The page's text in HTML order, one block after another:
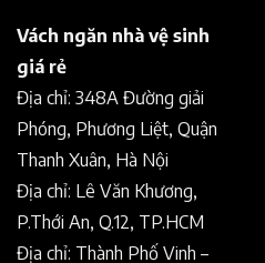
Vách ngăn nhà vệ sinh
giá rẻ
Địa chỉ: 348A Đường giải
Phóng, Phương Liệt, Quận
Thanh Xuân, Hà Nội
Địa chỉ: Lê Văn Khương,
P.Thới An, Q.12, TP.HCM
Địa chỉ: Thành Phố Vinh –